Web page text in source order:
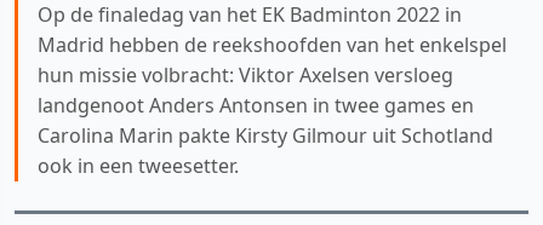
Op de finaledag van het EK Badminton 2022 in
Madrid hebben de reekshoofden van het enkelspel
hun missie volbracht: Viktor Axelsen versloeg
landgenoot Anders Antonsen in twee games en
Carolina Marin pakte Kirsty Gilmour uit Schotland
ook in een tweesetter.